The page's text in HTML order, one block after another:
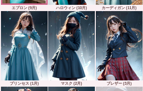
エプロン (9月) ハロウィン (10月) カーディガン (11月)
プリンセス (1月) マスク (2月) ブレザー (3月)